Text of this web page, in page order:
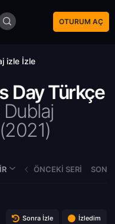
OTURUM AÇ
izle İzle
Day Türkçe
2021)
ÖNCEKI SERI
Sonra İzle İzledim